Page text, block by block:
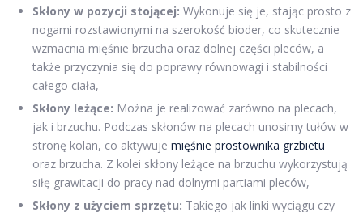
Skłony w pozycji stojącej: Wykonuje się je, stając prosto z
nogami rozstawionymi na szerokość bioder, co skutecznie
wzmacnia mięśnie brzucha oraz dolnej części pleców, a
także przyczynia się do poprawy równowagi i stabilności
całego ciała,
Skłony leżące: Można je realizować zarówno na plecach,
jak i brzuchu. Podczas skłonów na plecach unosimy tułów w
stronę kolan, co aktywuje mięśnie prostownika grzbietu
oraz brzucha. Z kolei skłony leżące na brzuchu wykorzystują
siłę grawitacji do pracy nad dolnymi partiami pleców,
Skłony z użyciem sprzętu: Takiego jak linki wyciągu czy